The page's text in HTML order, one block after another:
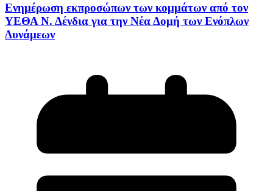
Ενημέρωση εκπροσώπων των κομμάτων από τον
ΥΕΘΑ Ν. Δένδια για την Νέα Δομή των Ενόπλων
Δυνάμεων